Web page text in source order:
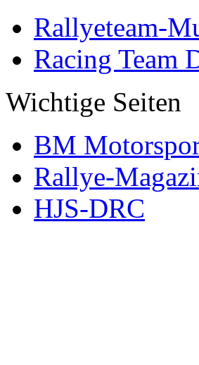
Rallyeteam-
Racing Team
Wichtige Seiten
BM
Rallye-
HJS-DRC